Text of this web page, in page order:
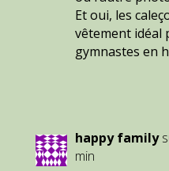
Et oui, les
vêtement idéal
gymnastes en
happy family
min